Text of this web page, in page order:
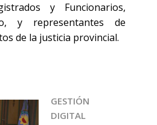
y Funcionarios,
y representantes de
de la justicia provincial.
GESTIÓN
DIGITAL